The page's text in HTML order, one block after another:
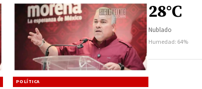
POLÍTICA
28°C
Nublado
Humedad: 64%